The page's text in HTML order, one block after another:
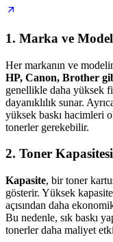
1. Marka ve Model
Her markanın ve
HP, Canon, Brother
genellikle daha yüksek
dayanıklılık sunar.
yüksek baskı hacimleri
tonerler gerekebilir.
2. Toner Kapasitesi
Kapasite, bir toner
gösterir. Yüksek
açısından daha
Bu nedenle, sık baskı
tonerler daha maliyet